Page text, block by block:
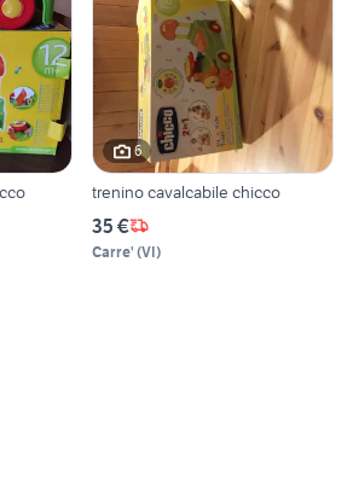
6
trenino cavalcabile chicco
35 €
Carre' (VI)